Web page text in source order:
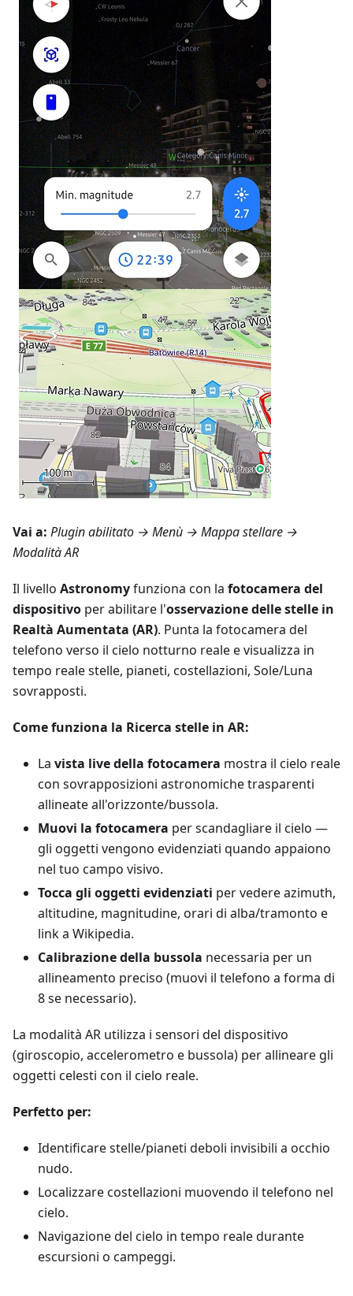
Vai a: Plugin abilitato → Menù → Mappa stellare →
Modalità AR
Il livello Astronomyfunziona con la fotocamera del
dispositivo per abilitare l'osservazione delle stelle in
Realtà Aumentata (AR). Punta la fotocamera del
telefono verso il cielo notturno reale e visualizza in
tempo reale stelle, pianeti, costellazioni, Sole/Luna
sovrapposti.
Come funziona la Ricerca stelle in AR:
La vista live della fotocamera mostra il cielo reale
con sovrapposizioni astronomiche trasparenti
allineate all'orizzonte/bussola.
Muovi la fotocamera per scandagliare il cielo —
gli oggetti vengono evidenziati quando appaiono
nel tuo campo visivo.
Tocca gli oggetti evidenziati per vedere azimuth,
altitudine, magnitudine, orari di alba/tramonto e
link a Wikipedia.
Calibrazione della bussola necessaria per un
allineamento preciso (muovi il telefono a forma di
8 se necessario).
La modalità AR utilizza i sensori del dispositivo
(giroscopio, accelerometro e bussola) per allineare gli
oggetti celesti con il cielo reale.
Perfetto per:
Identificare stelle/pianeti deboli invisibili a occhio
nudo.
Localizzare costellazioni muovendo il telefono nel
cielo.
Navigazione del cielo in tempo reale durante
escursioni o campeggi.